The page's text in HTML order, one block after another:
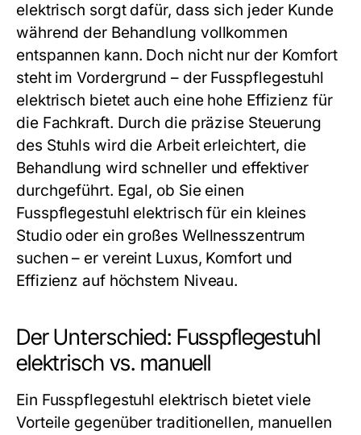
elektrisch sorgt dafür, dass sich jeder Kunde
während der Behandlung vollkommen
entspannen kann. Doch nicht nur der Komfort
steht im Vordergrund – der Fusspflegestuhl
elektrisch bietet auch eine hohe Effizienz für
die Fachkraft. Durch die präzise Steuerung
des Stuhls wird die Arbeit erleichtert, die
Behandlung wird schneller und effektiver
durchgeführt. Egal, ob Sie einen
Fusspflegestuhl elektrisch für ein kleines
Studio oder ein großes Wellnesszentrum
suchen – er vereint Luxus, Komfort und
Effizienz auf höchstem Niveau.
Der Unterschied: Fusspflegestuhl
elektrisch vs. manuell
Ein Fusspflegestuhl elektrisch bietet viele
Vorteile gegenüber traditionellen, manuellen